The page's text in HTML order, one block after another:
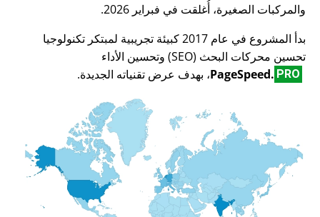
والمركبات الصغيرة، أُغلقت في فبراير 2026.
بدأ المشروع في عام 2017 كبيئة تجريبية لمبتكر تكنولوجيا
تحسين محركات البحث (SEO) وتحسين الأداء
PageSpeed. PRO ، بهدف عرض تقنياته الجديدة.